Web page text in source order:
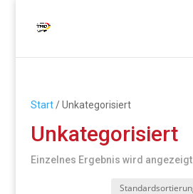
Start/ Unkategorisiert
Unkategorisiert
Einzelnes Ergebnis wird angezeigt